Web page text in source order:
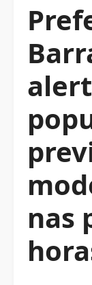
nas